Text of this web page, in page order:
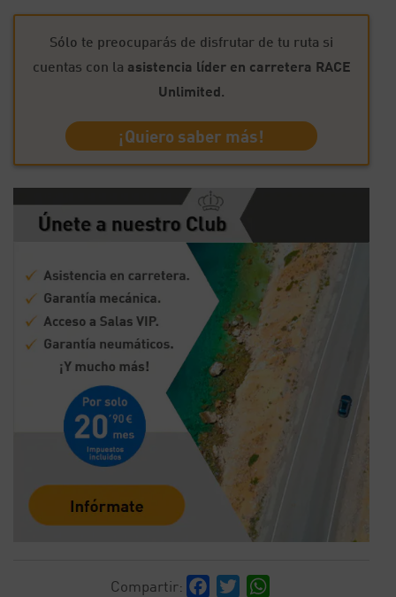
Sólo te preocuparás de disfrutar de tu ruta si
cuentas con la asistencia líder en carretera RACE
Unlimited.
¡Quiero saber más!
Compartir: Facebook
Twitter